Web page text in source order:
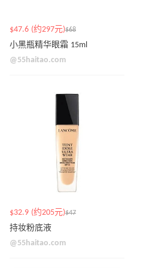
$47.6 (约297元)$68
小黑瓶精华眼霜 15ml
@55haitao.com
$32.9 (约205元)$47
持妆粉底液
@55haitao.com